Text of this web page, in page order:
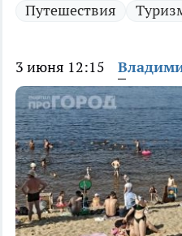
Путешествия
3 июня 12:15